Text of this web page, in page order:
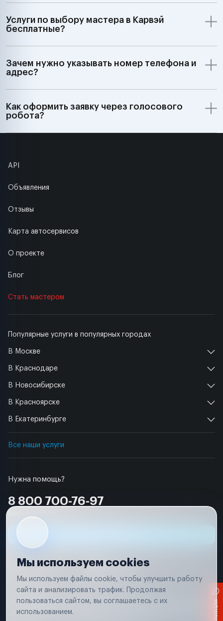
Услуги по выбору мастера в Карвэй
бесплатные?
Зачем нужно указывать номер телефона и
адрес?
Как оформить заявку через голосового
робота?
Нужна помощь?
8 800 700-76-97
Популярные услуги в популярных городах
В Москве
В Краснодаре
В Новосибирске
В Красноярске
В Екатеринбурге
Все наши услуги
API
Объявления
Отзывы
Карта автосервисов
О проекте
Блог
Стать мастером
Условия использования
Вся информация, представленная на сайте, носит исключительно
соответствии с положениями статьи 437 (п. 2) Гражданского кодекса
Мы используем cookies
Мы используем файлы cookie, чтобы улучшить работу
сайта и анализировать трафик. Продолжая
пользоваться сайтом, вы соглашаетесь с их
использованием.